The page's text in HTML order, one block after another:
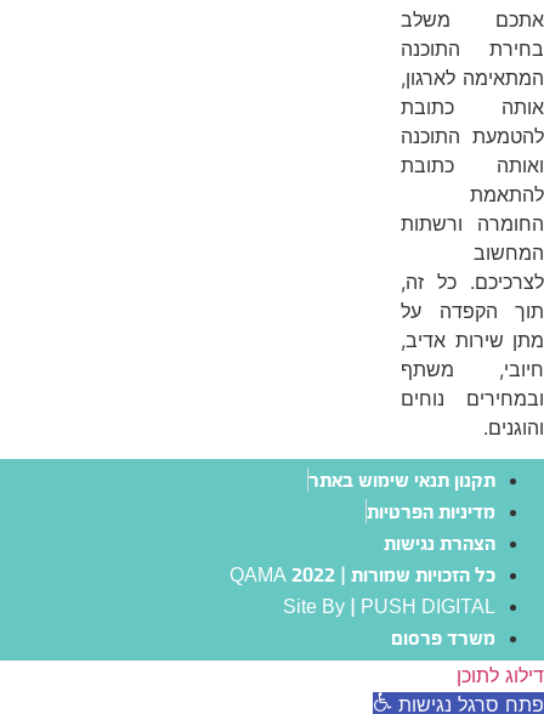
אתכם משלב
בחירת התוכנה
המתאימה לארגון,
אותה כתובת
להטמעת התוכנה
ואותה כתובת
להתאמת
החומרה ורשתות
המחשוב
לצרכיכם. כל זה,
תוך הקפדה על
מתן שירות אדיב,
חיובי, משתף
ובמחירים נוחים
והוגנים.
תקנון תנאי שימוש באתר
מדיניות הפרטיות
הצהרת נגישות
כל הזכויות שמורות | QAMA 2022
Site By | PUSH DIGITAL
משרד פרסום
דילוג לתוכן
פתח סרגל נגישות